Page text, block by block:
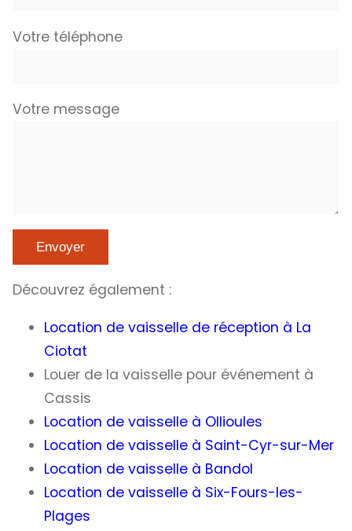
Votre téléphone
Votre message
Découvrez également :
Location de vaisselle de réception à La
Ciotat
Louer de la vaisselle pour événement à
Cassis
Location de vaisselle à Ollioules
Location de vaisselle à Saint-Cyr-sur-Mer
Location de vaisselle à Bandol
Location de vaisselle à Six-Fours-les-
Plages